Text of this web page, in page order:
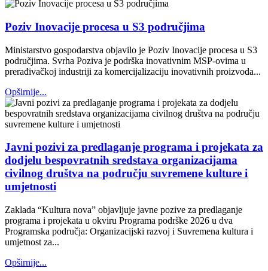
Poziv Inovacije procesa u S3 područjima
Ministarstvo gospodarstva objavilo je Poziv Inovacije procesa u S3
područjima. Svrha Poziva je podrška inovativnim MSP-ovima u
prerađivačkoj industriji za komercijalizaciju inovativnih proizvoda...
Opširnije...
Javni pozivi za predlaganje programa i projekata za
dodjelu bespovratnih sredstava organizacijama
civilnog društva na području suvremene kulture i
umjetnosti
Zaklada “Kultura nova” objavljuje javne pozive za predlaganje
programa i projekata u okviru Programa podrške 2026 u dva
Programska područja: Organizacijski razvoj i Suvremena kultura i
umjetnost za...
Opširnije...